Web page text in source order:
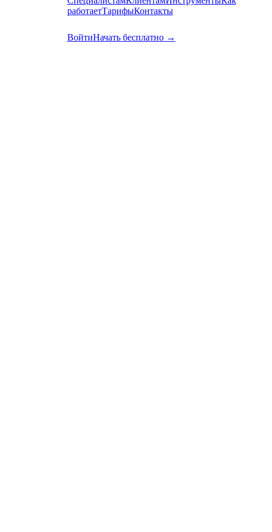
работаетТарифыКонтакты
ВойтиНачать бесплатно →